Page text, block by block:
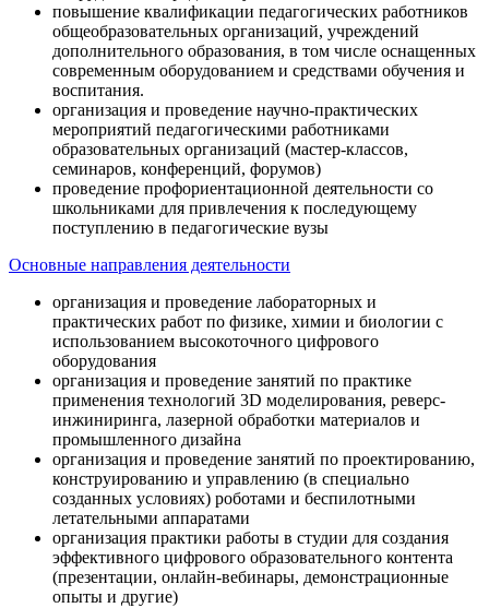
повышение квалификации педагогических работников
общеобразовательных организаций, учреждений
дополнительного образования, в том числе оснащенных
современным оборудованием и средствами обучения и
воспитания.
организация и проведение научно-практических
мероприятий педагогическими работниками
образовательных организаций (мастер-классов,
семинаров, конференций, форумов)
проведение профориентационной деятельности со
школьниками для привлечения к последующему
поступлению в педагогические вузы
Основные направления деятельности
организация и проведение лабораторных и
практических работ по физике, химии и биологии с
использованием высокоточного цифрового
оборудования
организация и проведение занятий по практике
применения технологий 3D моделирования, реверс-
инжиниринга, лазерной обработки материалов и
промышленного дизайна
организация и проведение занятий по проектированию,
конструированию и управлению (в специально
созданных условиях) роботами и беспилотными
летательными аппаратами
организация практики работы в студии для создания
эффективного цифрового образовательного контента
(презентации, онлайн-вебинары, демонстрационные
опыты и другие)